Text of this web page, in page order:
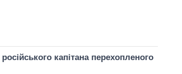
капітана перехопленого